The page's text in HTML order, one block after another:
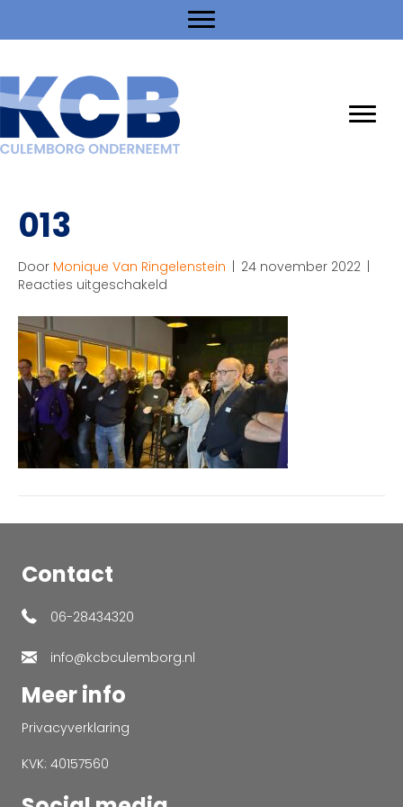
013
Door Monique Van Ringelenstein | 24 november 2022 |
Reacties uitgeschakeld
Contact
06-28434320
info@kcbculemborg.nl
Meer info
Privacyverklaring
KVK: 40157560